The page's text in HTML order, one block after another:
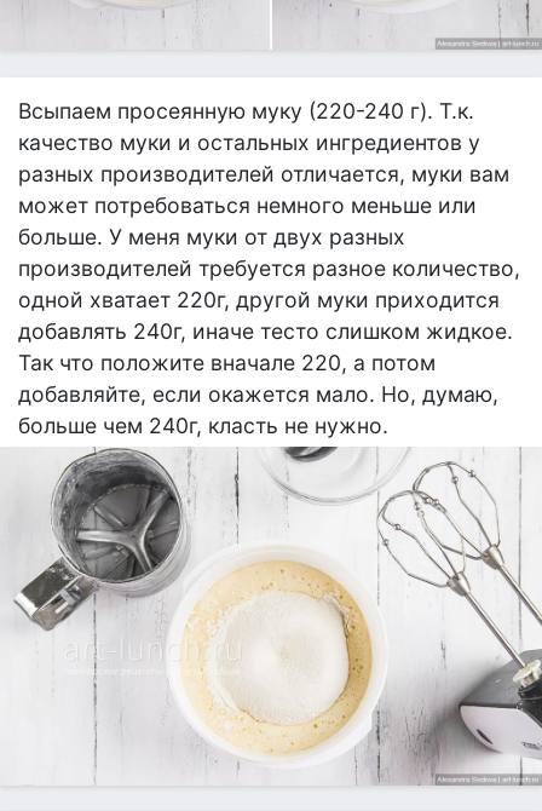
Всыпаем просеянную муку (220-240 г). Т.к.
качество муки и остальных ингредиентов у
разных производителей отличается, муки вам
может потребоваться немного меньше или
больше. У меня муки от двух разных
производителей требуется разное количество,
одной хватает 220г, другой муки приходится
добавлять 240г, иначе тесто слишком жидкое.
Так что положите вначале 220, а потом
добавляйте, если окажется мало. Но, думаю,
больше чем 240г, класть не нужно.